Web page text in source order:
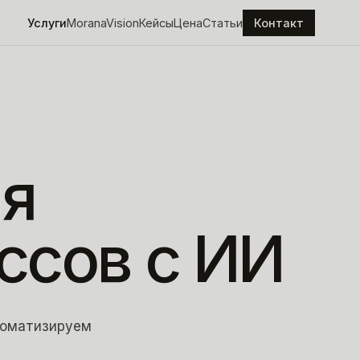
УслугиMoranaVisionКейсыЦенаСтатьи Контакт
с ИИ